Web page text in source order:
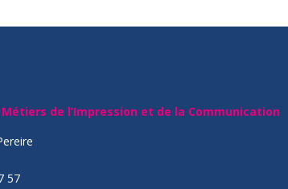
de l’Impression et de la Communication
57